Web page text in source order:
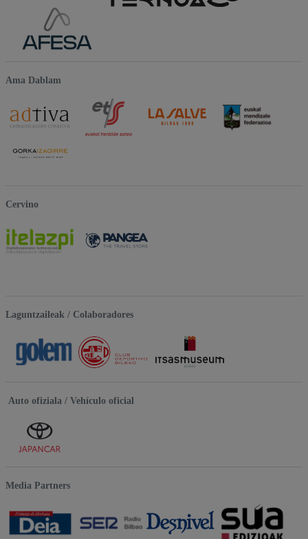
Ama Dablam
Cervino
Laguntzaileak / Colaboradores
Auto ofiziala / Vehículo oficial
Media Partners